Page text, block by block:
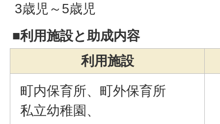
3歳児～5歳児
■利用施設と助成内容
利用施設
町内保育所、町外保育所
私立幼稚園、